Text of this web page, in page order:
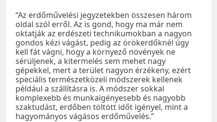
“Az erdőművelési jegyzetekben összesen három
oldal szól erről. Az is gond, hogy ma már nem
oktatják az erdészeti technikumokban a nagyon
gondos kézi vágást, pedig az örökerdőknél úgy
kell fát vágni, hogy a környező növények ne
sérüljenek, a kitermelés sem mehet nagy
gépekkel, mert a terület nagyon érzékeny, ezért
speciális természetközeli módszerek kellenek
például a szállításra is. A módszer sokkal
komplexebb és munkaigényesebb és nagyobb
szaktudást, erdőben töltött időt igényel, mint a
hagyományos vágásos erdőművelés.”